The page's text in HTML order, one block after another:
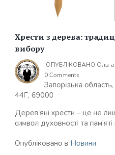
Хрести з дерева:
вибору
ОПУБЛІКОВАНО Ольга
0 Comments
Запорізька
44Г, 69000
Дерев’яні хрести – це не
символ духовності та
Опубліковано в Новини